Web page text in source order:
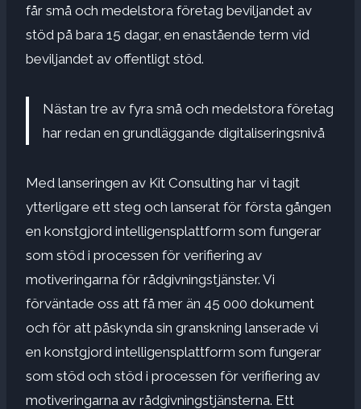
får små och medelstora företag beviljandet av
stöd på bara 15 dagar, en enastående term vid
beviljandet av offentligt stöd.
Nästan tre av fyra små och medelstora företag
har redan en grundläggande digitaliseringsnivå
Med lanseringen av Kit Consulting har vi tagit
ytterligare ett steg och lanserat för första gången
en konstgjord intelligensplattform som fungerar
som stöd i processen för verifiering av
motiveringarna för rådgivningstjänster. Vi
förväntade oss att få mer än 45 000 dokument
och för att påskynda sin granskning lanserade vi
en konstgjord intelligensplattform som fungerar
som stöd och stöd i processen för verifiering av
motiveringarna av rådgivningstjänsterna. Ett